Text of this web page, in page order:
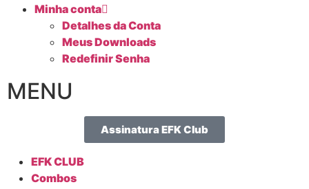
Minha conta
Detalhes da Conta
Meus Downloads
Redefinir Senha
MENU
Assinatura EFK Club
EFK CLUB
Combos